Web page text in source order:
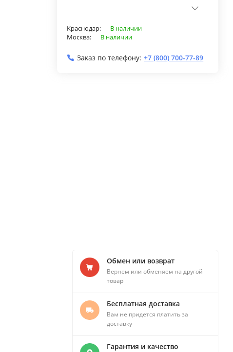
Краснодар:
В наличии
Москва:
В наличии
Заказ по телефону: +7 (800) 700-77-89
Обмен или возврат
Вернем или обменяем на другой
товар
Бесплатная доставка
Вам не придется платить за
доставку
Гарантия и качество